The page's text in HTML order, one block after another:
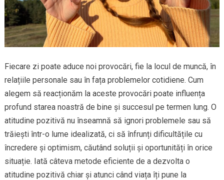
Fiecare zi poate aduce noi provocări, fie la locul de muncă, în
relațiile personale sau în fața problemelor cotidiene. Cum
alegem să reacționăm la aceste provocări poate influența
profund starea noastră de bine și succesul pe termen lung. O
atitudine pozitivă nu înseamnă să ignori problemele sau să
trăiești într-o lume idealizată, ci să înfrunți dificultățile cu
încredere și optimism, căutând soluții și oportunități în orice
situație. Iată câteva metode eficiente de a dezvolta o
atitudine pozitivă chiar și atunci când viața îți pune la